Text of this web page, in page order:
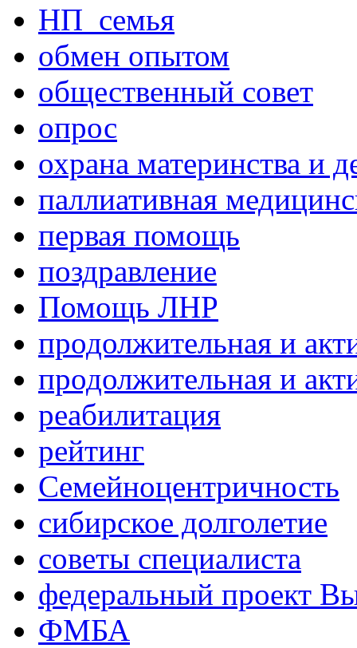
НП_семья
обмен опытом
общественный совет
опрос
охрана материнства и
паллиативная
первая помощь
поздравление
Помощь ЛНР
продолжительная и
продолжительная и
реабилитация
рейтинг
Семейноцентричность
сибирское долголетие
советы специалиста
федеральный проект
ФМБА